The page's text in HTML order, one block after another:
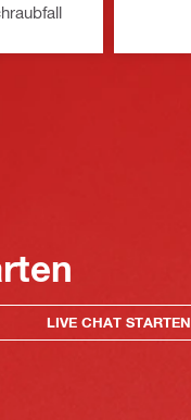
LIVE CHAT STARTEN